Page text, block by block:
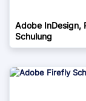
Adobe InDesign,
Schulung